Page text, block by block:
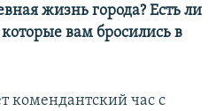
жизнь города? Есть ли
вам бросились в
комендантский час с